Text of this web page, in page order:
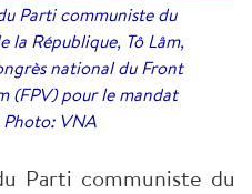
Parti communiste du
la République, Tô Lâm,
national du Front
(FPV) pour le mandat
VNA
Parti communiste du